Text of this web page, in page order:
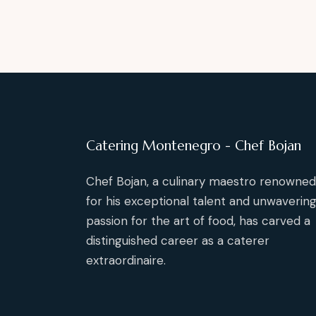
Catering Montenegro - Chef Bojan
Chef Bojan, a culinary maestro renowned
for his exceptional talent and unwavering
passion for the art of food, has carved a
distinguished career as a caterer
extraordinaire.